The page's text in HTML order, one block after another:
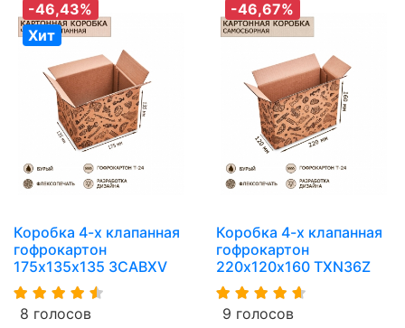
-46,43%
Хит
Коробка 4-х клапанная
гофрокартон
175х135х135 3CABXV
8 голосов
-46,67%
Коробка 4-х клапанная
гофрокартон
220х120х160 TXN36Z
9 голосов